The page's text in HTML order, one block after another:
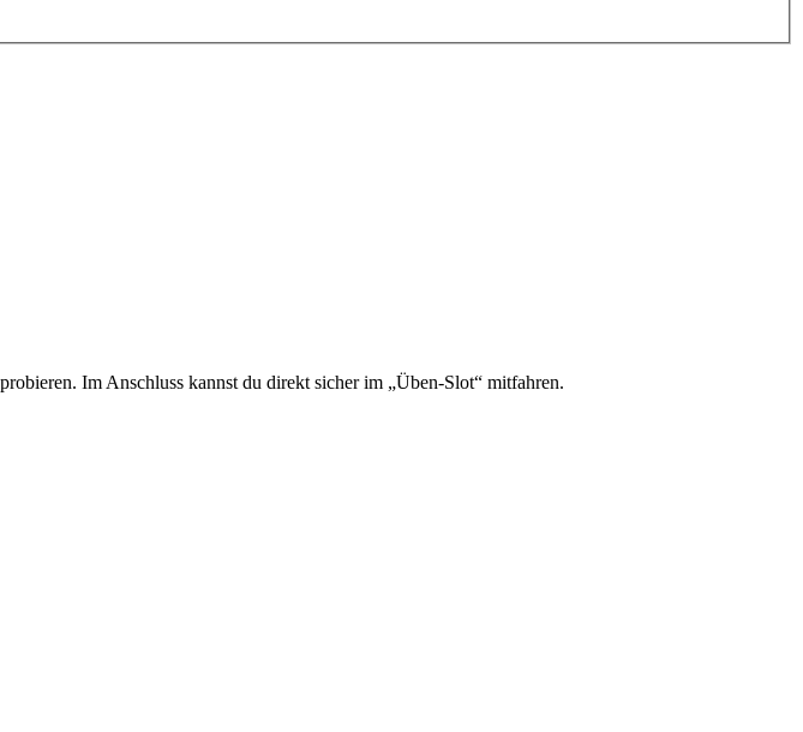
Im Anschluss kannst du direkt sicher im „Üben-Slot“ mitfahren.